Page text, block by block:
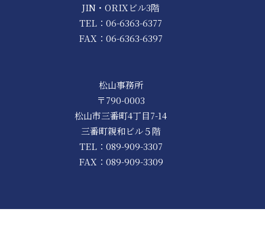
JIN・ORIXビル3階
TEL： 06-6363-6377
FAX：06-6363-6397
松山事務所
〒790-0003
松山市三番町4丁目7-14
三番町親和ビル５階
TEL： 089-909-3307
FAX：089-909-3309